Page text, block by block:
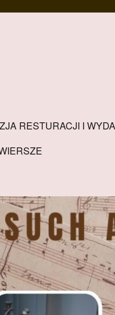
RESTURACJI I